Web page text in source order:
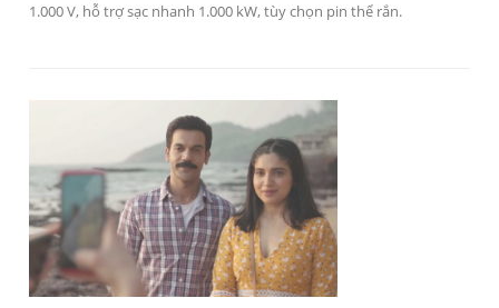
1.000 V, hỗ trợ sạc nhanh 1.000 kW, tùy chọn pin thể rắn.